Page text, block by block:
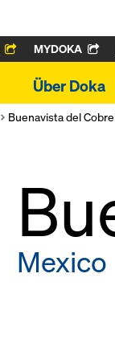
MYDOKA
Über Doka
Buenavista del
Mexico